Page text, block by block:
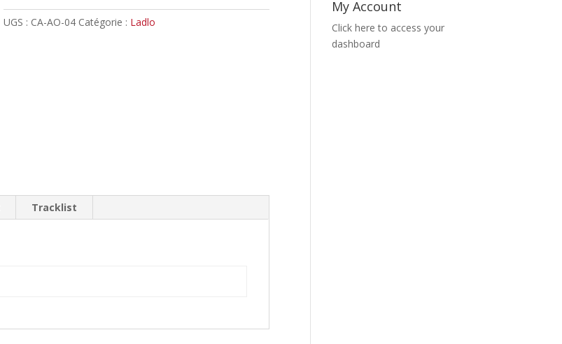
UGS : CA-AO-04 Catégorie : Ladlo
Tracklist
My Account
Click here to access your
dashboard